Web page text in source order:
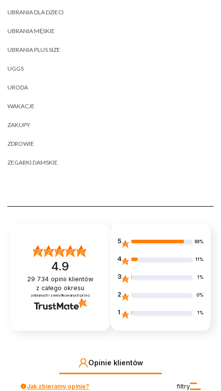
UBRANIA DLA DZIECI
UBRANIA MĘSKIE
UBRANIA PLUS SIZE
UGGS
URODA
WAKACJE
ZAKUPY
ZDROWIE
ZEGARKI DAMSKIE
4.9
29 734 opinii klientów
z całego okresu
zebranych i zweryfikowanych przez
5 88%
4 11%
3 1%
2 0%
1 1%
Opinie klientów
filtry
Jak zbieramy opinie?